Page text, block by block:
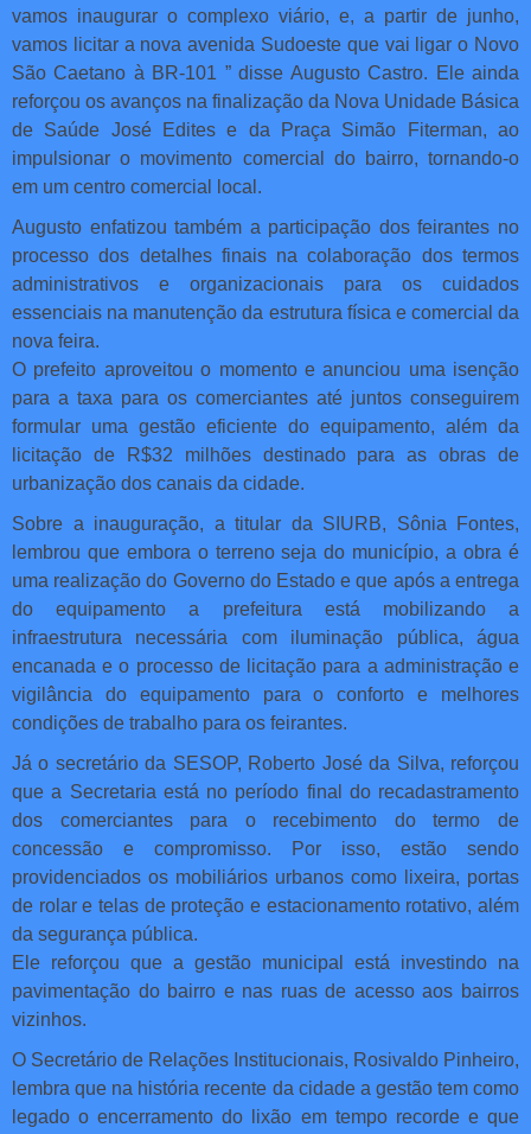
vamos inaugurar o complexo viário, e, a partir de junho,
vamos licitar a nova avenida Sudoeste que vai ligar o Novo
São Caetano à BR-101 ” disse Augusto Castro. Ele ainda
reforçou os avanços na finalização da Nova Unidade Básica
de Saúde José Edites e da Praça Simão Fiterman, ao
impulsionar o movimento comercial do bairro, tornando-o
em um centro comercial local.
Augusto enfatizou também a participação dos feirantes no
processo dos detalhes finais na colaboração dos termos
administrativos e organizacionais para os cuidados
essenciais na manutenção da estrutura física e comercial da
nova feira.
O prefeito aproveitou o momento e anunciou uma isenção
para a taxa para os comerciantes até juntos conseguirem
formular uma gestão eficiente do equipamento, além da
licitação de R$32 milhões destinado para as obras de
urbanização dos canais da cidade.
Sobre a inauguração, a titular da SIURB, Sônia Fontes,
lembrou que embora o terreno seja do município, a obra é
uma realização do Governo do Estado e que após a entrega
do equipamento a prefeitura está mobilizando a
infraestrutura necessária com iluminação pública, água
encanada e o processo de licitação para a administração e
vigilância do equipamento para o conforto e melhores
condições de trabalho para os feirantes.
Já o secretário da SESOP, Roberto José da Silva, reforçou
que a Secretaria está no período final do recadastramento
dos comerciantes para o recebimento do termo de
concessão e compromisso. Por isso, estão sendo
providenciados os mobiliários urbanos como lixeira, portas
de rolar e telas de proteção e estacionamento rotativo, além
da segurança pública.
Ele reforçou que a gestão municipal está investindo na
pavimentação do bairro e nas ruas de acesso aos bairros
vizinhos.
O Secretário de Relações Institucionais, Rosivaldo Pinheiro,
lembra que na história recente da cidade a gestão tem como
legado o encerramento do lixão em tempo recorde e que